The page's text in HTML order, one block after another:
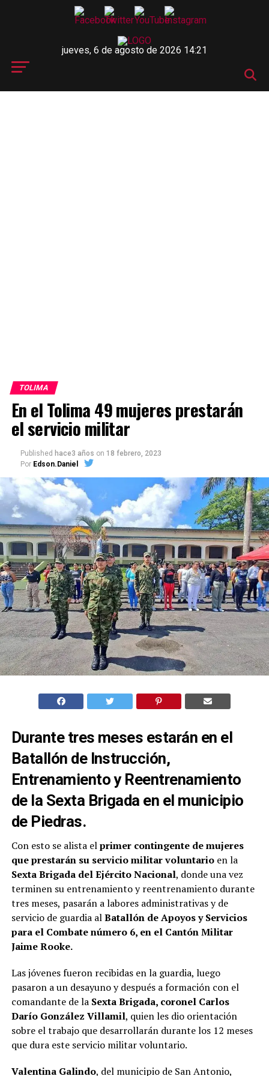
jueves, 6 de agosto de 2026 14:21
TOLIMA
En el Tolima 49 mujeres prestarán
el servicio militar
Published hace3 años on 18 febrero, 2023
Por Edson.Daniel
Durante tres meses estarán en el
Batallón de Instrucción,
Entrenamiento y Reentrenamiento
de la Sexta Brigada en el municipio
de Piedras.
Con esto se alista elprimer contingente de mujeres
que prestarán su servicio militar voluntarioen la
Sexta Brigada del Ejército Nacional, donde una vez
terminen su entrenamiento y reentrenamiento durante
tres meses, pasarán a labores administrativas y de
servicio de guardia alBatallón de Apoyos y Servicios
para el Combate número 6, en el Cantón Militar
Jaime Rooke.
Las jóvenes fueron recibidas en la guardia, luego
pasaron a un desayuno y después a formación con el
comandante de la Sexta Brigada, coronel Carlos
Darío González Villamil, quien les dio orientación
sobre el trabajo que desarrollarán durante los 12 meses
que dura este servicio militar voluntario.
Valentina Galindo, del municipio de San Antonio,